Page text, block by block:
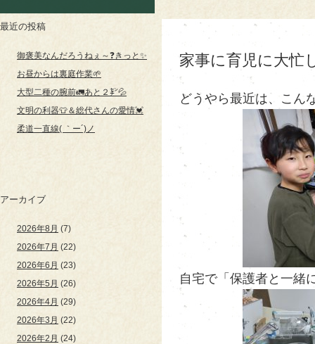
最近の投稿
御褒美なんだろうねぇ～❓きっと✨
お昼からは裏庭作業🌱
大型二種の腕前🚛あと２㌢💦
文明の利器👕＆総代さんの愛情💓
柔道一直線( ｀ー´)ノ
アーカイブ
2026年8月 (7)
2026年7月 (22)
2026年6月 (23)
2026年5月 (26)
2026年4月 (29)
2026年3月 (22)
2026年2月 (24)
家事に育児に大忙
どうやら最近は、こん
自宅で「保護者と一緒